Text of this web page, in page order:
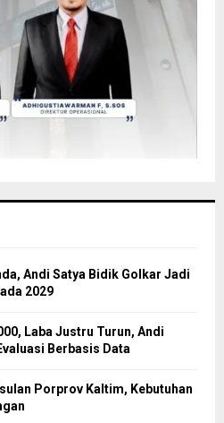
Andi Satya Bidik Golkar Jadi
2029
Laba Justru Turun, Andi
Berbasis Data
Porprov Kaltim, Kebutuhan